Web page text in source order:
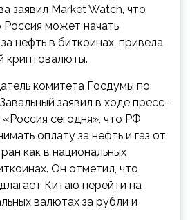
заявил Market Watch, что
Россия может начать
нефть в биткоинах, привела
криптовалюты.
комитета Госдумы по
заявил в ходе пресс-
сегодня», что РФ
оплату за нефть и газ от
как в национальных
Он отметил, что
Китаю перейти на
валютах за рубли и